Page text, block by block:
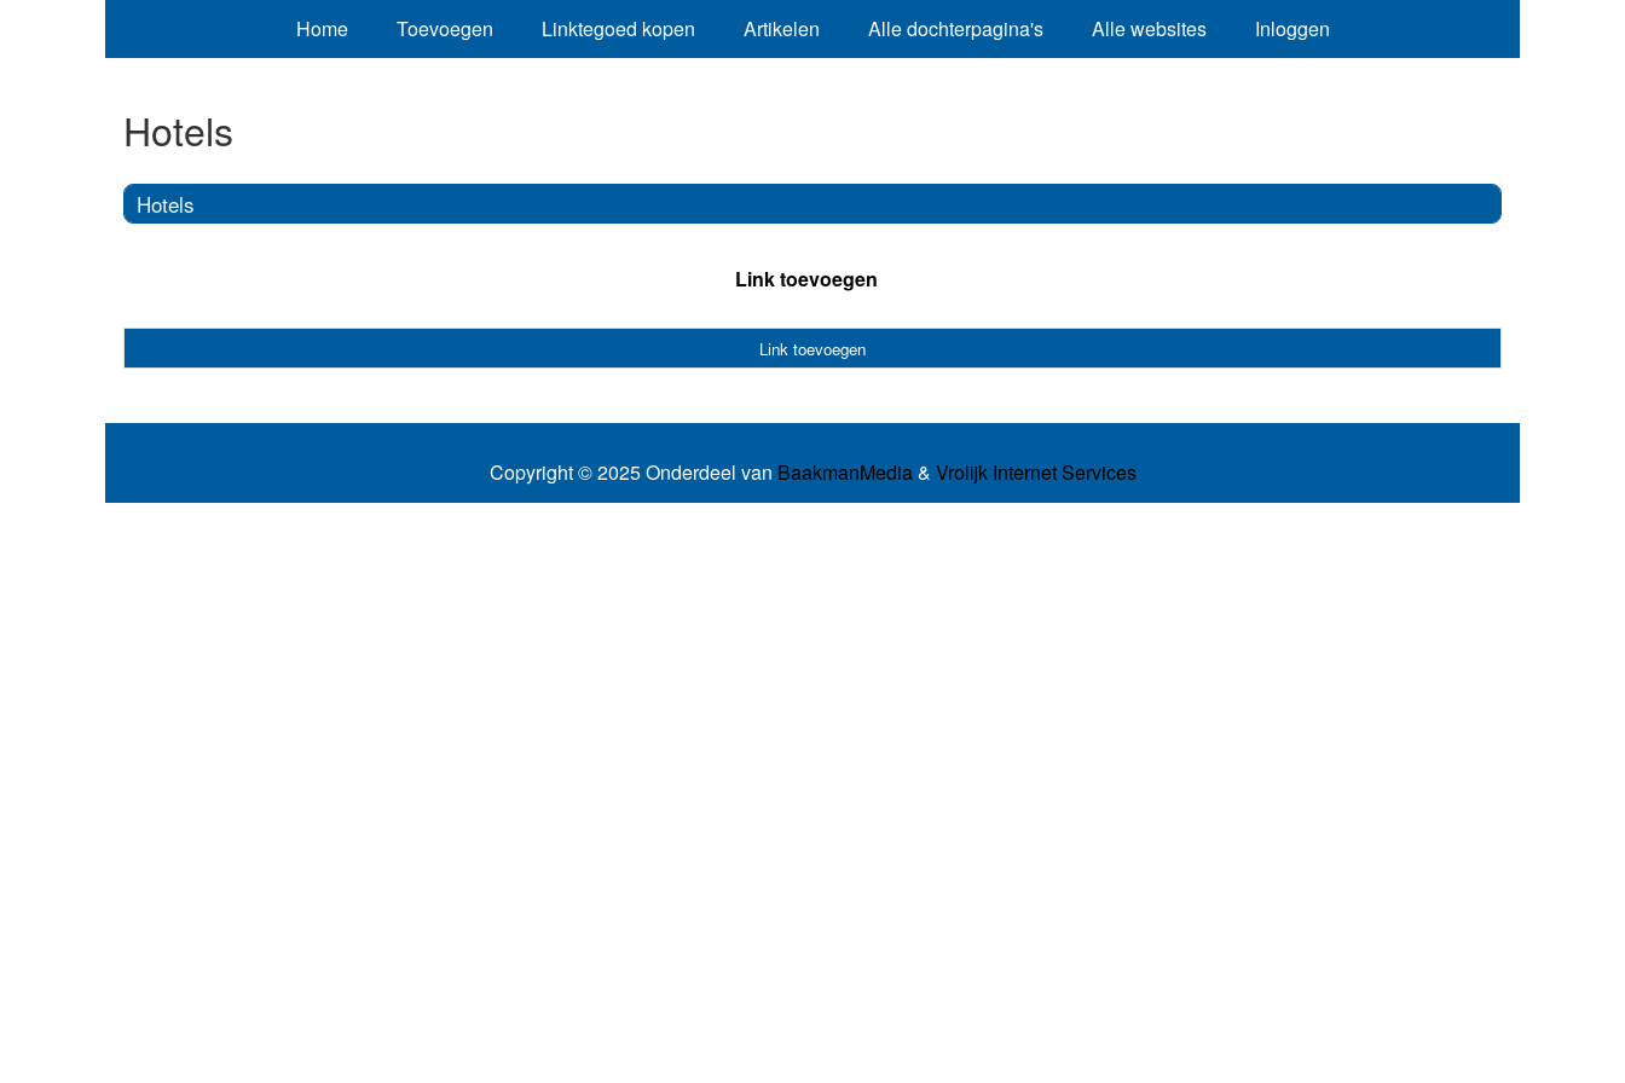
Home Toevoegen Linktegoed kopen Artikelen Alle dochterpagina's Alle websites Inloggen
Hotels
Hotels
Link toevoegen
Link toevoegen
Copyright © 2025 Onderdeel van BaakmanMedia& Vrolijk Internet Services